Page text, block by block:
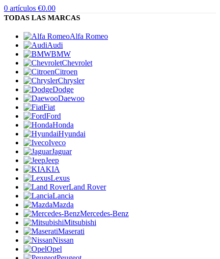
0 artículos €0.00
TODAS LAS MARCAS
Alfa Romeo
Audi
BMW
Chevrolet
Citroen
Chrysler
Dodge
Daewoo
Fiat
Ford
Honda
Hyundai
Iveco
Jaguar
Jeep
KIA
Lexus
Land Rover
Lancia
Mazda
Mercedes-Benz
Mitsubishi
Maserati
Nissan
Opel